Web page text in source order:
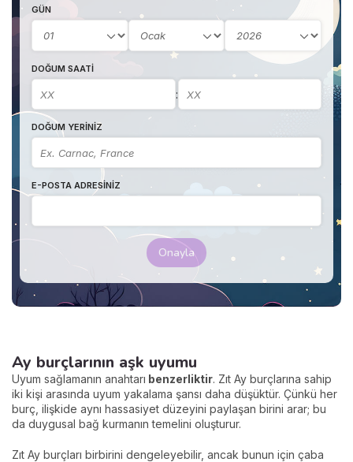
GÜN
DOĞUM SAATI
:
DOĞUM YERINIZ
E-POSTA ADRESINIZ
Onayla
Ay burçlarının aşk uyumu
Uyum sağlamanın anahtarı benzerliktir. Zıt Ay burçlarına sahip
iki kişi arasında uyum yakalama şansı daha düşüktür. Çünkü her
burç, ilişkide aynı hassasiyet düzeyini paylaşan birini arar; bu
da duygusal bağ kurmanın temelini oluşturur.
Zıt Ay burçları birbirini dengeleyebilir, ancak bunun için çaba